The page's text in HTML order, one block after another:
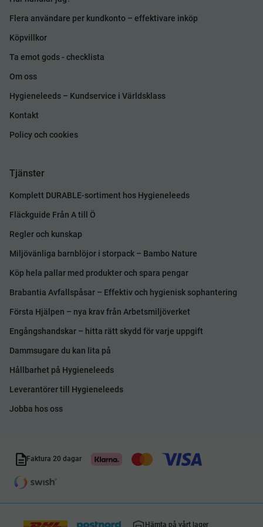
Flera användare per kundkonto – effektivare inköp
Köpvillkor
Ta emot gods - checklista
Om oss
Hygieneleeds – Kundservice i Världsklass
Kontakt
Policy och cookies
Tjänster
Komplett DURABLE-sortiment hos Hygieneleeds
Fläckguide Från A till Ö
Regler och kunskap
Miljövänliga barnblöjor i storpack – Bambo Nature
Köp hela pallar med produkter och spara pengar
Brabantia Avfallspåsar – Effektiv och hygienisk sophantering
Första Hjälpen – nya krav från Arbetsmiljöverket
Engångshandskar – hitta rätt skydd för varje uppgift
Dammsugare du kan lita på
Hållbarhet på Hygieneleeds
Leverantörer till Hygieneleeds
Jobba hos oss
Faktura 20 dagar
Hämta på vårt lager